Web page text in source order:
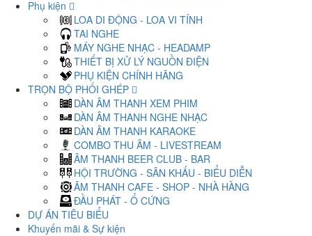
Phụ kiện
LOA DI ĐỘNG - LOA VI TÍNH
TAI NGHE
MÁY NGHE NHẠC - HEADAMP
THIẾT BỊ XỬ LÝ NGUỒN ĐIỆN
PHỤ KIỆN CHÍNH HÃNG
TRỌN BỘ PHỐI GHÉP
DÀN ÂM THANH XEM PHIM
DÀN ÂM THANH NGHE NHẠC
DÀN ÂM THANH KARAOKE
COMBO THU ÂM - LIVESTREAM
ÂM THANH BEER CLUB - BAR
HỘI TRƯỜNG - SÂN KHẤU - BIỂU DIỄN
ÂM THANH CAFE - SHOP - NHÀ HÀNG
ĐẦU PHÁT - Ổ CỨNG
DỰ ÁN TIÊU BIỂU
Khuyến mãi & Sự kiện